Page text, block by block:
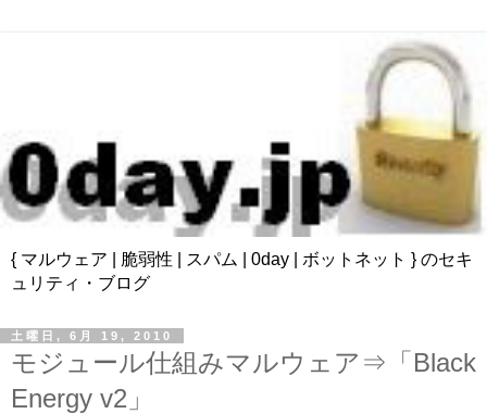
{ マルウェア | 脆弱性 | スパム | 0day | ボットネット } のセキ
ュリティ・ブログ
土曜日, 6月 19, 2010
モジュール仕組みマルウェア⇒「Black
Energy v2」